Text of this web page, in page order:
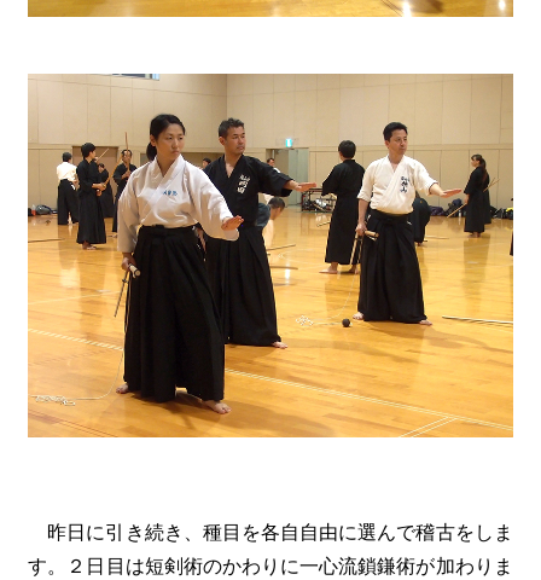
昨日に引き続き、種目を各自自由に選んで稽古をしま
す。２日目は短剣術のかわりに一心流鎖鎌術が加わりま